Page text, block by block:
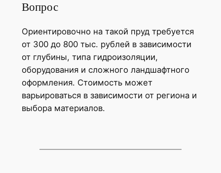
Вопрос
Ориентировочно на такой пруд требуется
от 300 до 800 тыс. рублей в зависимости
от глубины, типа гидроизоляции,
оборудования и сложного ландшафтного
оформления. Стоимость может
варьироваться в зависимости от региона и
выбора материалов.